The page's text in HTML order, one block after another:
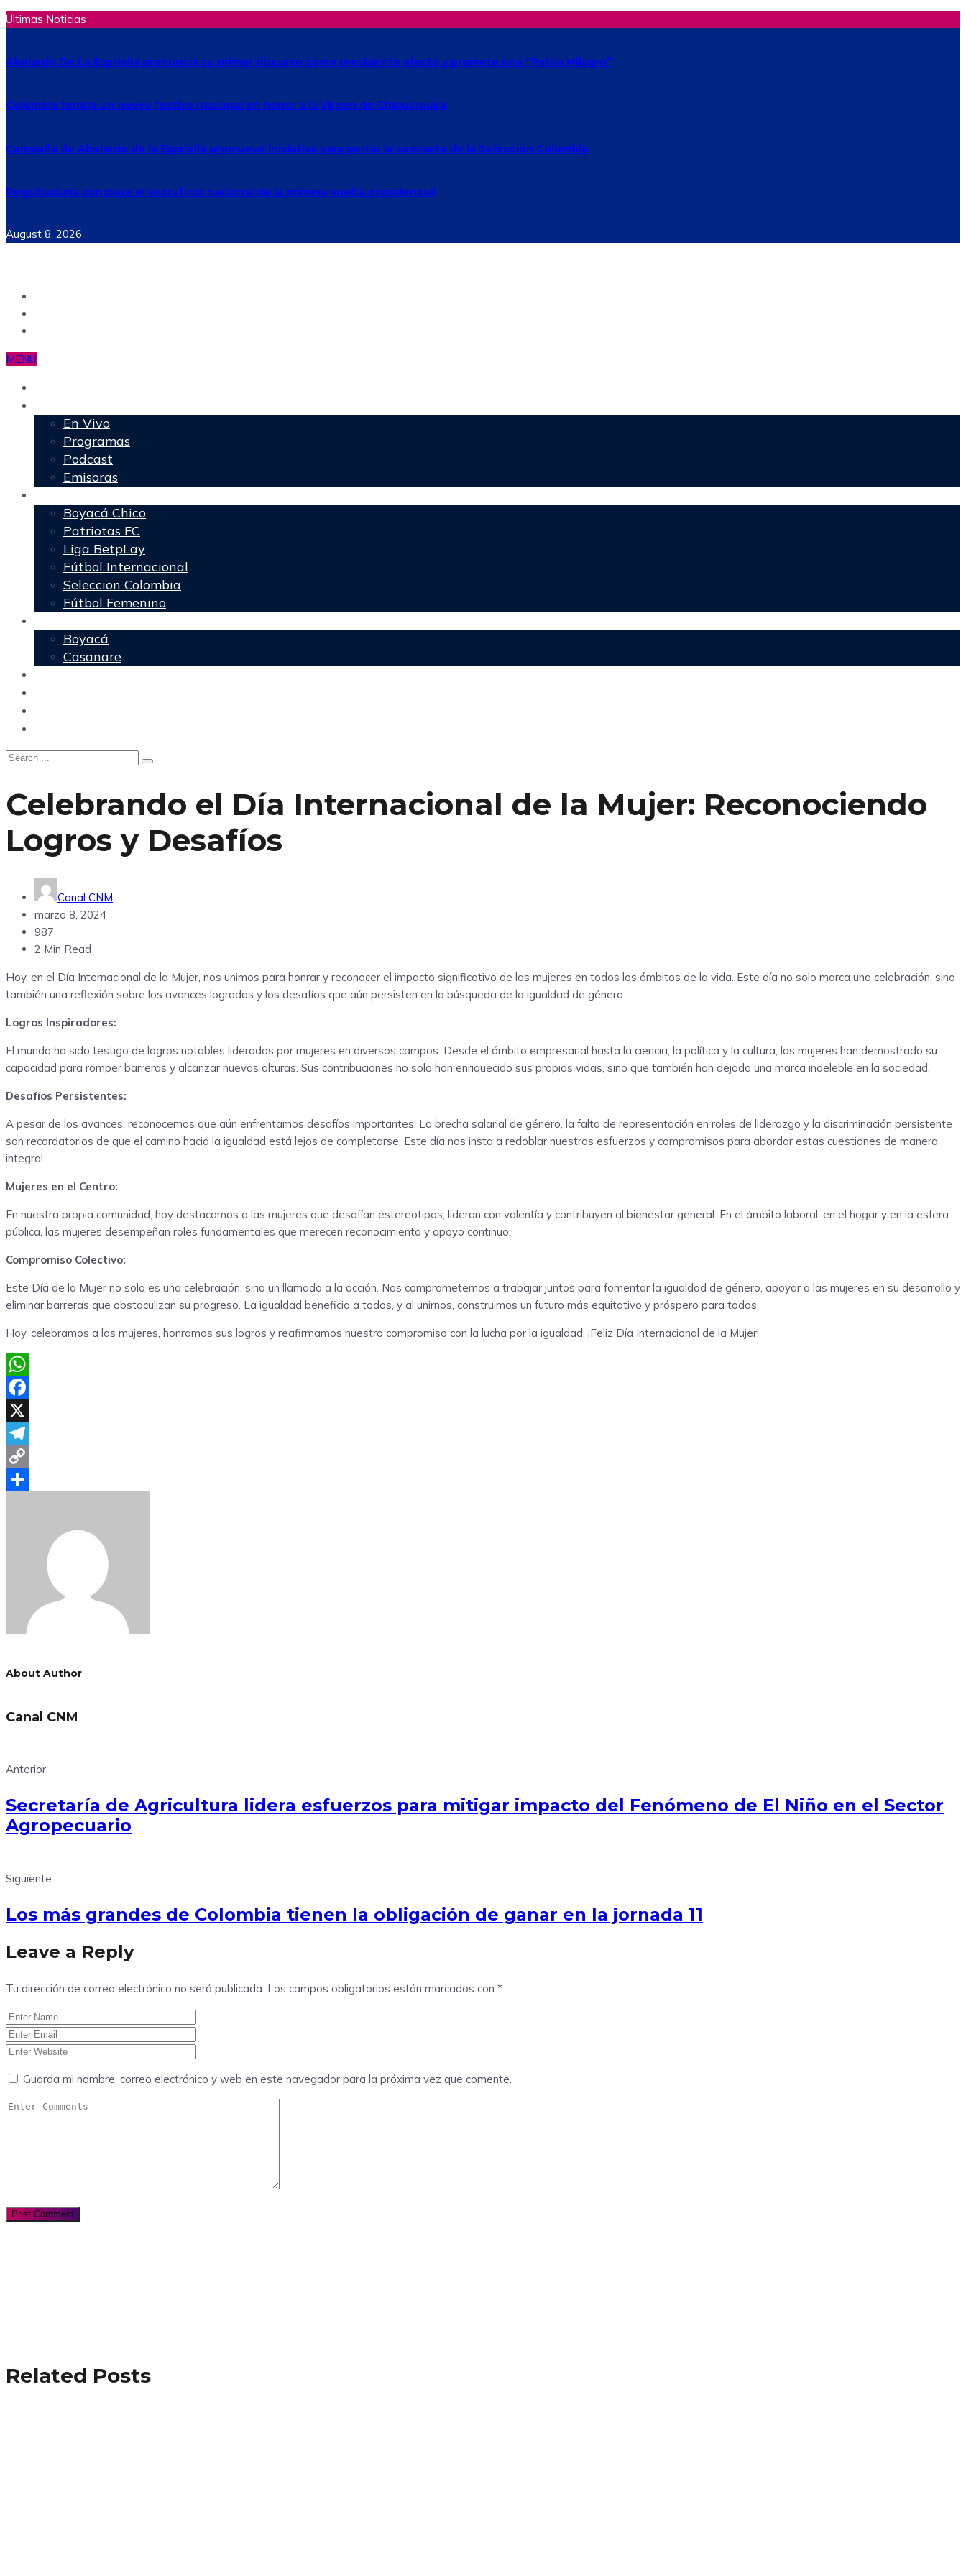
Ultimas Noticias
Abelardo De La Espriella pronuncia su primer discurso como presidente electo y promete una “Patria Milagro”
Colombia tendrá un nuevo festivo nacional en honor a la Virgen de Chiquinquirá
Campaña de Abelardo de la Espriella promueve iniciativa para portar la camiseta de la Selección Colombia
Registraduría concluye el escrutinio nacional de la primera vuelta presidencial
August 8, 2026
MENU
En Vivo
Programas
Podcast
Emisoras
Boyacá Chico
Patriotas FC
Liga BetpLay
Fútbol Internacional
Seleccion Colombia
Fútbol Femenino
Boyacá
Casanare
Celebrando el Día Internacional de la Mujer: Reconociendo
Logros y Desafíos
Canal CNM
marzo 8, 2024
987
2 Min Read
Hoy, en el Día Internacional de la Mujer, nos unimos para honrar y reconocer el impacto significativo de las mujeres en todos los ámbitos de la vida. Este día no solo marca una celebración, sino
también una reflexión sobre los avances logrados y los desafíos que aún persisten en la búsqueda de la igualdad de género.
Logros Inspiradores:
El mundo ha sido testigo de logros notables liderados por mujeres en diversos campos. Desde el ámbito empresarial hasta la ciencia, la política y la cultura, las mujeres han demostrado su
capacidad para romper barreras y alcanzar nuevas alturas. Sus contribuciones no solo han enriquecido sus propias vidas, sino que también han dejado una marca indeleble en la sociedad.
Desafíos Persistentes:
A pesar de los avances, reconocemos que aún enfrentamos desafíos importantes. La brecha salarial de género, la falta de representación en roles de liderazgo y la discriminación persistente
son recordatorios de que el camino hacia la igualdad está lejos de completarse. Este día nos insta a redoblar nuestros esfuerzos y compromisos para abordar estas cuestiones de manera
integral.
Mujeres en el Centro:
En nuestra propia comunidad, hoy destacamos a las mujeres que desafían estereotipos, lideran con valentía y contribuyen al bienestar general. En el ámbito laboral, en el hogar y en la esfera
pública, las mujeres desempeñan roles fundamentales que merecen reconocimiento y apoyo continuo.
Compromiso Colectivo:
Este Día de la Mujer no solo es una celebración, sino un llamado a la acción. Nos comprometemos a trabajar juntos para fomentar la igualdad de género, apoyar a las mujeres en su desarrollo y
eliminar barreras que obstaculizan su progreso. La igualdad beneficia a todos, y al unirnos, construimos un futuro más equitativo y próspero para todos.
Hoy, celebramos a las mujeres, honramos sus logros y reafirmamos nuestro compromiso con la lucha por la igualdad. ¡Feliz Día Internacional de la Mujer!
WhatsApp
Facebook
X
Telegram
Copy
About Author
Canal CNM
Anterior
Secretaría de Agricultura lidera esfuerzos para mitigar impacto del Fenómeno de El Niño en el Sector
Agropecuario
Siguiente
Los más grandes de Colombia tienen la obligación de ganar en la jornada 11
Leave a Reply
Tu dirección de correo electrónico no será publicada. Los campos obligatorios están marcados con *
Guarda mi nombre, correo electrónico y web en este navegador para la próxima vez que comente.
Related Posts